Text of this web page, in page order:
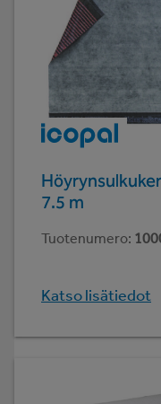
7.5 m
Tuotenumero:
Katso lisätiedot